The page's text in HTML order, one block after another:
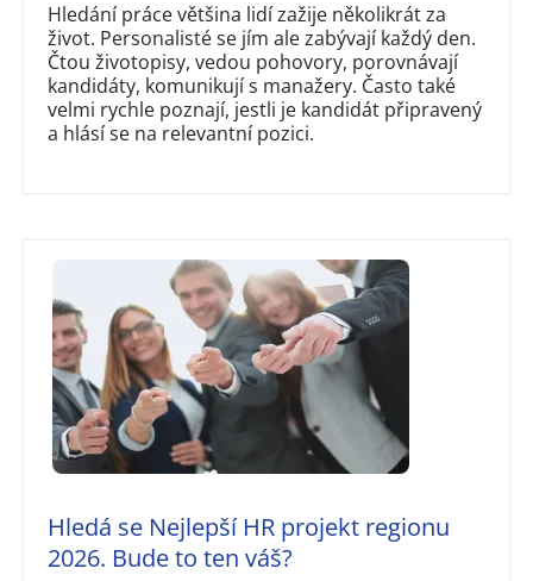
Hledání práce většina lidí zažije několikrát za
život. Personalisté se jím ale zabývají každý den.
Čtou životopisy, vedou pohovory, porovnávají
kandidáty, komunikují s manažery. Často také
velmi rychle poznají, jestli je kandidát připravený
a hlásí se na relevantní pozici.
Hledá se Nejlepší HR projekt regionu
2026. Bude to ten váš?